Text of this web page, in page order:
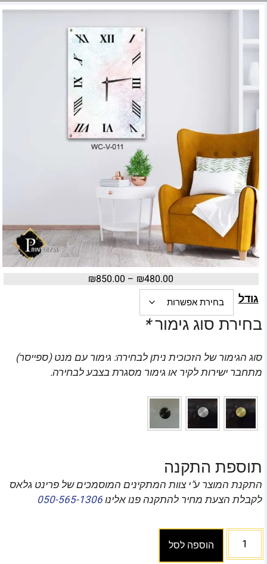
₪480.00
–
₪850.00
גודל
בחירת סוג גימור*
סוג הגימור של הזכוכית ניתן לבחירה: גימור עם מנט (ספייסר)
מתחבר ישירות לקיר או גימור מסגרת בצבע לבחירה.
תוספת התקנה
התקנת המוצר ע"י צוות המתקינים המוסמכים של פרינט גלאס
לקבלת הצעת מחיר להתקנה פנו אלינו050-565-1306
הוספה לסל